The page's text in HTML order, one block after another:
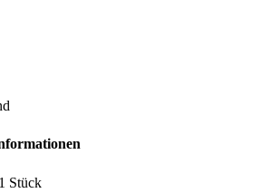
Dieses Gütesiegel gibt den
dass die Kosmetika überwiegend aus
das mögliche Minimum reduziert werden.
1 Stück